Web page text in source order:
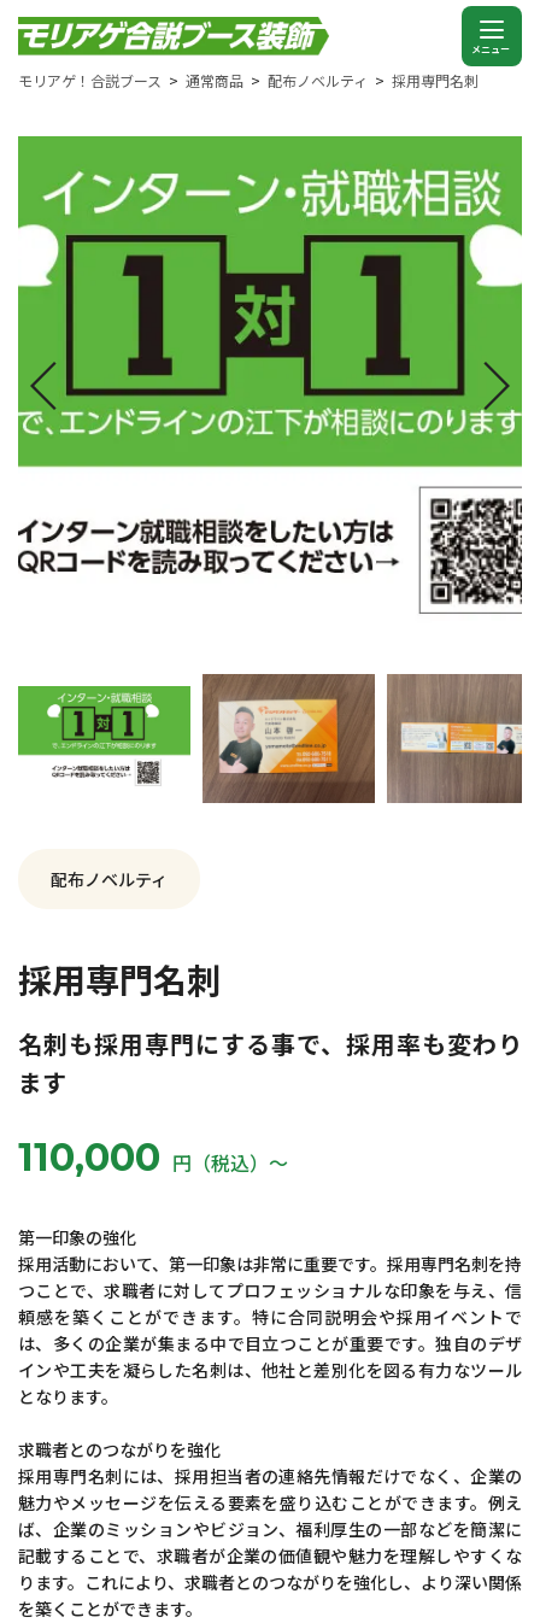
モリアゲ！合説ブース 通常商品 配布ノベルティ 採用専門名刺
配布ノベルティ
採用専門名刺
名刺も採用専門にする事で、採用率も変わり
ます
110,000 円（税込）〜
第一印象の強化
採用活動において、第一印象は非常に重要です。採用専門名刺を持
つことで、求職者に対してプロフェッショナルな印象を与え、信
頼感を築くことができます。特に合同説明会や採用イベントで
は、多くの企業が集まる中で目立つことが重要です。独自のデザ
インや工夫を凝らした名刺は、他社と差別化を図る有力なツール
となります。
求職者とのつながりを強化
採用専門名刺には、採用担当者の連絡先情報だけでなく、企業の
魅力やメッセージを伝える要素を盛り込むことができます。例え
ば、企業のミッションやビジョン、福利厚生の一部などを簡潔に
記載することで、求職者が企業の価値観や魅力を理解しやすくな
ります。これにより、求職者とのつながりを強化し、より深い関係
を築くことができます。